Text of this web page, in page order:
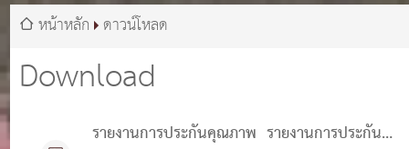
Download
หน้าหลัก ดาวน์โหลด
รายงานการประกันคุณภาพ รายงานการประกัน